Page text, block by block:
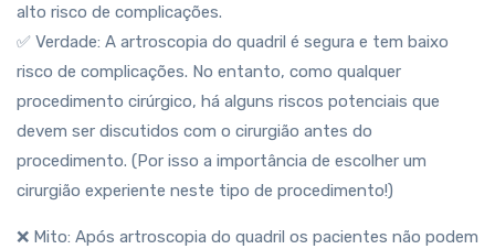
alto risco de complicações.
✅ Verdade: A artroscopia do quadril é segura e tem baixo
risco de complicações. No entanto, como qualquer
procedimento cirúrgico, há alguns riscos potenciais que
devem ser discutidos com o cirurgião antes do
procedimento. (Por isso a importância de escolher um
cirurgião experiente neste tipo de procedimento!)
❌ Mito: Após artroscopia do quadril os pacientes não podem